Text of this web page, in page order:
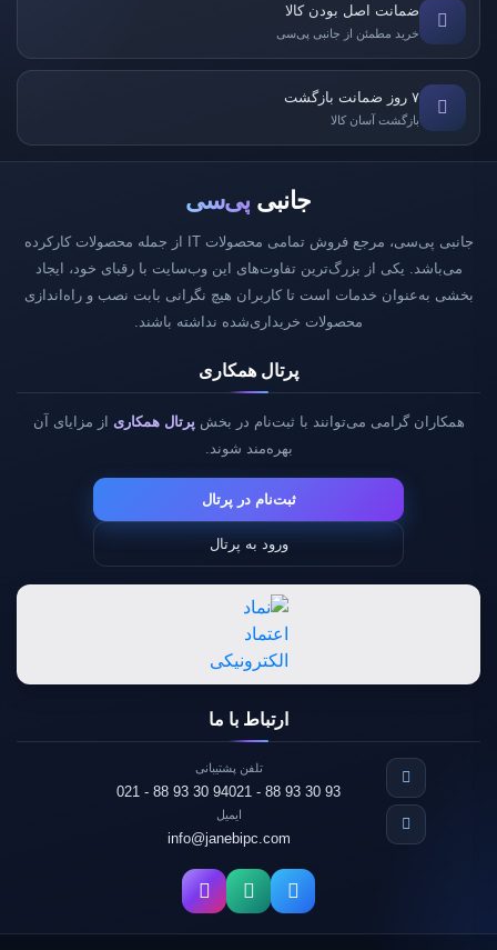
ضمانت اصل بودن کالا
خرید مطمئن از جانبی پی‌سی
۷ روز ضمانت بازگشت
بازگشت آسان کالا
جانبی پی‌سی
جانبی پی‌سی، مرجع فروش تمامی محصولات IT از جمله محصولات کارکرده
می‌باشد. یکی از بزرگ‌ترین تفاوت‌های این وب‌سایت با رقبای خود، ایجاد
بخشی به‌عنوان خدمات است تا کاربران هیچ نگرانی بابت نصب و راه‌اندازی
محصولات خریداری‌شده نداشته باشند.
پرتال همکاری
همکاران گرامی می‌توانند با ثبت‌نام در بخش پرتال همکاری از مزایای آن
بهره‌مند شوند.
ثبت‌نام در پرتال
ورود به پرتال
ارتباط با ما
تلفن پشتیبانی
021 - 88 93 30 93
021 - 88 93 30 94
ایمیل
info@janebipc.com